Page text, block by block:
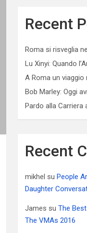
Recent
Roma si risveglia
Lu Xinyi: Quando
A Roma un viaggio
Bob Marley: Oggi
Pardo alla Carriera
Recent
mikhel su People
Daughter
James suThe
The VMAs 2016